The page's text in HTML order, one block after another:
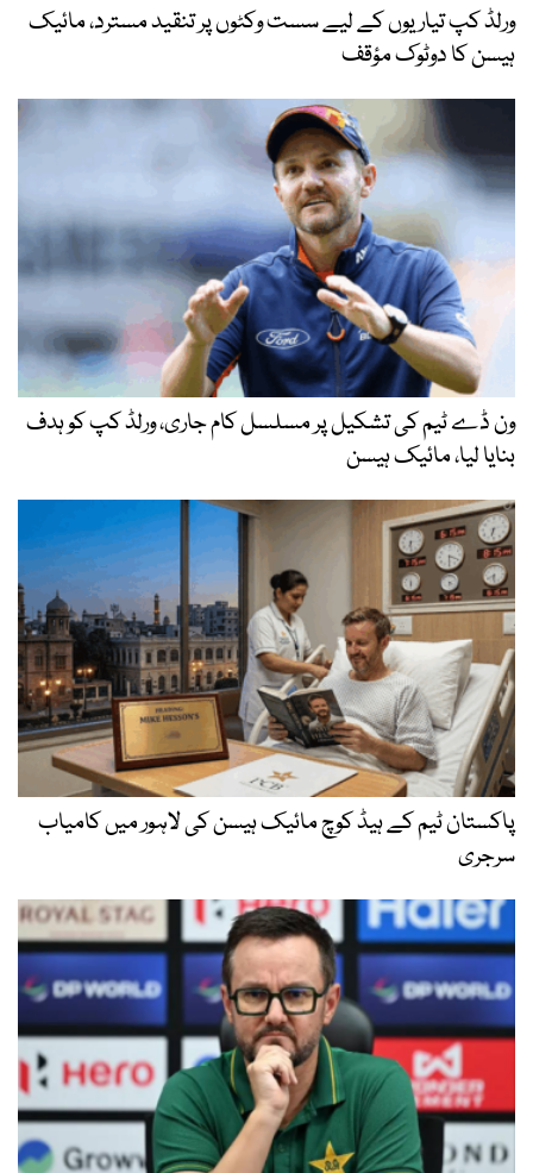
ورلڈ کپ تیاریوں کے لیے سست وکٹوں پر تنقید مسترد، مائیک
ہیسن کا دوٹوک مؤقف
ون ڈے ٹیم کی تشکیل پر مسلسل کام جاری، ورلڈ کپ کو ہدف
بنایا لیا، مائیک ہیسن
پاکستان ٹیم کے ہیڈ کوچ مائیک ہیسن کی لاہور میں کامیاب
سرجری